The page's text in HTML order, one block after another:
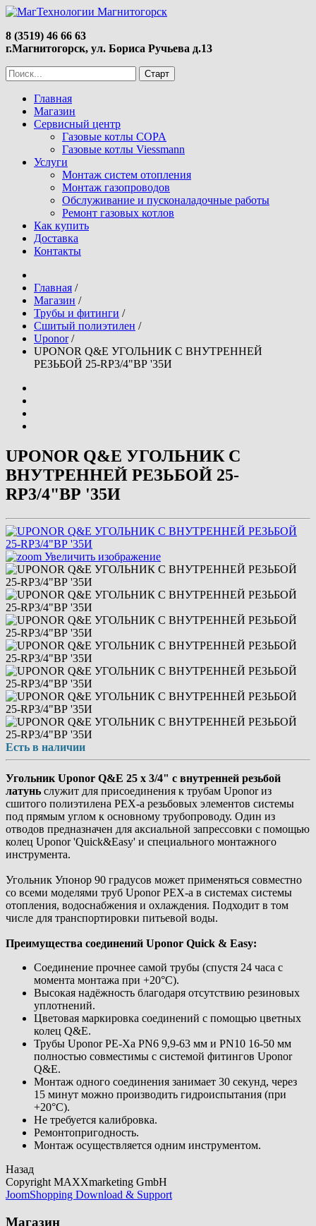
8 (3519) 46 66 63
г.Магнитогорск, ул. Бориса Ручьева д.13
Главная
Магазин
Сервисный центр
Газовые котлы COPA
Газовые котлы Viessmann
Услуги
Монтаж систем отопления
Монтаж газопроводов
Обслуживание и пусконаладочные работы
Ремонт газовых котлов
Как купить
Доставка
Контакты
Главная /
Магазин /
Трубы и фитинги /
Сшитый полиэтилен /
Uponor /
UPONOR Q&E УГОЛЬНИК С ВНУТРЕННЕЙ
РЕЗЬБОЙ 25-RP3/4"ВР '35И
UPONOR Q&E УГОЛЬНИК С
ВНУТРЕННЕЙ РЕЗЬБОЙ 25-
RP3/4"ВР '35И
Увеличить изображение
Есть в наличии
Угольник Uponor Q&E 25 x 3/4" с внутренней резьбой
латунь служит для присоединения к трубам Uponor из
сшитого полиэтилена PEX-a резьбовых элементов системы
под прямым углом к основному трубопроводу. Один из
отводов предназначен для аксиальной запрессовки с помощью
колец Uponor 'Quick&Easy' и специального монтажного
инструмента.
Угольник Упонор 90 градусов может применяться совместно
со всеми моделями труб Uponor PEX-a в системах системы
отопления, водоснабжения и охлаждения. Подходит в том
числе для транспортировки питьевой воды.
Преимущества соединений Uponor Quick & Easy:
Соединение прочнее самой трубы (спустя 24 часа с
момента монтажа при +20°C).
Высокая надёжность благодаря отсутствию резиновых
уплотнений.
Цветовая маркировка соединений с помощью цветных
колец Q&E.
Трубы Uponor PE-Xa PN6 9,9-63 мм и PN10 16-50 мм
полностью совместимы с системой фитингов Uponor
Q&E.
Монтаж одного соединения занимает 30 секунд, через
15 минут можно производить гидроиспытания (при
+20°C).
Не требуется калибровка.
Ремонтопригодность.
Монтаж осуществляется одним инструментом.
Назад
Copyright MAXXmarketing GmbH
JoomShopping Download & Support
Магазин